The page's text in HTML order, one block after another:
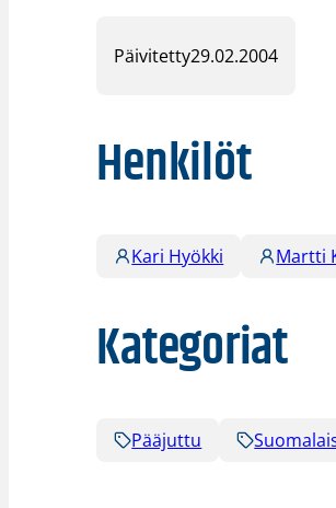
Päivitetty29.02.2004
Henkilöt
Kari Hyökki Martti
Kategoriat
Pääjuttu